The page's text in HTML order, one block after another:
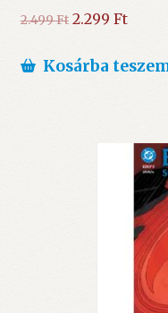
2.499Ft Original
was:
2.299 Ft
is:
Kosárba